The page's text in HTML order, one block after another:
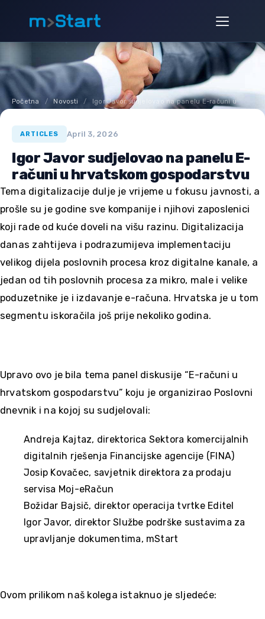
content
Početna / Novosti /
Igor Javor sudjelovao na panelu E-računi u
April 3, 2026
ARTICLES
Igor Javor sudjelovao na panelu E-
računi u hrvatskom gospodarstvu
Tema digitalizacije dulje je vrijeme u fokusu javnosti, a
prošle su je godine sve kompanije i njihovi zaposlenici
koji rade od kuće doveli na višu razinu. Digitalizacija
danas zahtijeva i podrazumijeva implementaciju
velikog dijela poslovnih procesa kroz digitalne kanale, a
jedan od tih poslovnih procesa za mikro, male i velike
poduzetnike je i izdavanje e-računa. Hrvatska je u tom
segmentu iskoračila još prije nekoliko godina.
Upravo ovo je bila tema panel diskusije “E-računi u
hrvatskom gospodarstvu” koju je organizirao Poslovni
dnevnik i na kojoj su sudjelovali:
Andreja Kajtaz, direktorica Sektora komercijalnih
digitalnih rješenja Financijske agencije (FINA)
Josip Kovačec, savjetnik direktora za prodaju
servisa Moj-eRačun
Božidar Bajsič, direktor operacija tvrtke Editel
Igor Javor, direktor Službe podrške sustavima za
upravljanje dokumentima, mStart
Ovom prilikom naš kolega istaknuo je sljedeće: